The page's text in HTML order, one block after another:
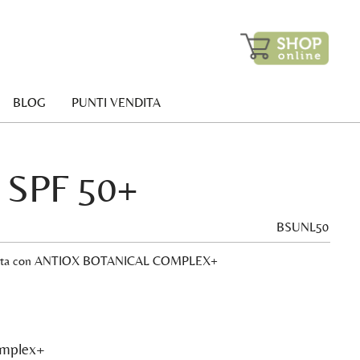
BLOG PUNTI VENDITA
50+
BSUNL50
con ANTIOX BOTANICAL COMPLEX+